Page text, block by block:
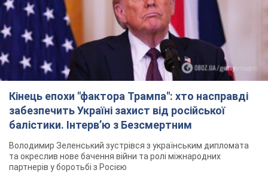
Кінець епохи "фактора Трампа": хто насправді
забезпечить Україні захист від російської
балістики. Інтерв’ю з Безсмертним
Володимир Зеленський зустрівся з українським дипломата
та окреслив нове бачення війни та ролі міжнародних
партнерів у боротьбі з Росією